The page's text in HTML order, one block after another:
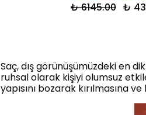
₺ 6145.00 ₺
Saç, dış görünüşümüzdeki en
ruhsal olarak kişiyi olumsuz
yapısını bozarak kırılmasına